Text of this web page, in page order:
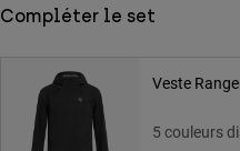
Compléter le set
Veste
5 couleurs